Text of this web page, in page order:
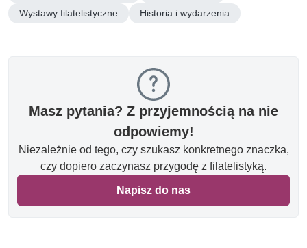
Wystawy filatelistyczne
Historia i wydarzenia
Masz pytania? Z przyjemnością na nie
odpowiemy!
Niezależnie od tego, czy szukasz konkretnego znaczka,
czy dopiero zaczynasz przygodę z filatelistyką.
Napisz do nas